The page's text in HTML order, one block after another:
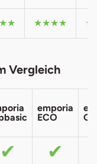
★★★★
Vergleich
emporia
ECO
✔ ✔